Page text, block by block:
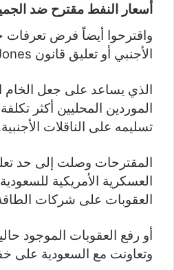
أسعار النفط مقترح ضد
واقترحوا أيضاً فرض
الأجنبي أو تعليق قانون Jones.
الذي يساعد على جعل
الموردين المحليين أكثر
تسليمه على الناقلات
المقترحات وصلت إلى حد
العسكرية الأمريكية
العقوبات على شركات
أو رفع العقوبات الموجود
وتعاونت مع السعودية على